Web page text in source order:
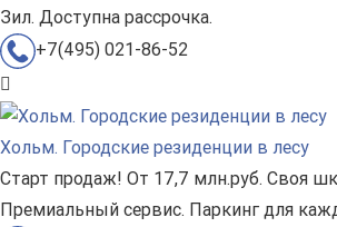
Зил. Доступна рассрочка.
+7(495) 021-86-52
Хольм. Городские резиденции в лесу
Старт продаж! От 17,7 млн.руб. Своя
Премиальный сервис. Паркинг для